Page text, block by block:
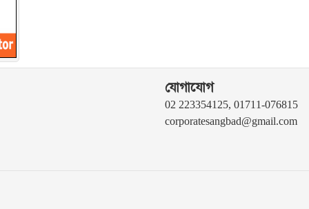
যোগাযোগ
02 223354125, 01711-076815
corporatesangbad@gmail.com